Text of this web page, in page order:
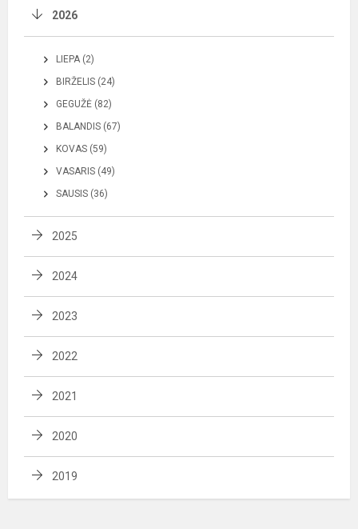
2026
LIEPA (2)
BIRŽELIS (24)
GEGUŽĖ (82)
BALANDIS (67)
KOVAS (59)
VASARIS (49)
SAUSIS (36)
2025
2024
2023
2022
2021
2020
2019